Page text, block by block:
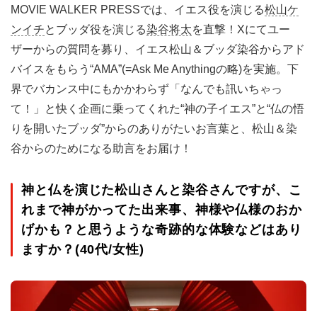
MOVIE WALKER PRESSでは、イエス役を演じる松山ケ
ンイチとブッダ役を演じる染谷将太を直撃！Xにてユー
ザーからの質問を募り、イエス松山＆ブッダ染谷からアド
バイスをもらう“AMA”(=Ask Me Anythingの略)を実施。下
界でバカンス中にもかかわらず「なんでも訊いちゃっ
て！」と快く企画に乗ってくれた“神の子イエス”と“仏の悟
りを開いたブッダ”からのありがたいお言葉と、松山＆染
谷からのためになる助言をお届け！
神と仏を演じた松山さんと染谷さんですが、こ
れまで神がかってた出来事、神様や仏様のおか
げかも？と思うような奇跡的な体験などはあり
ますか？(40代/女性)